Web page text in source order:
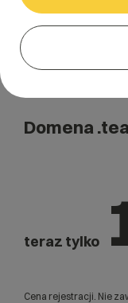
Domena
teraz tylko
Cena rejestracji. Nie